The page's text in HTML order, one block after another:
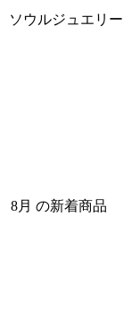
ソウルジュエリー
8月 の新着商品